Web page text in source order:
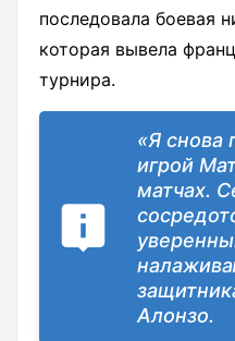
последовала боевая
которая вывела
турнира.
«Я снова
игрой
матчах.
Алонзо.